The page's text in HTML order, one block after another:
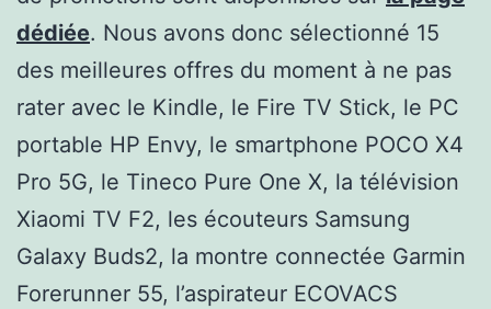
dédiée. Nous avons donc sélectionné 15
des meilleures offres du moment à ne pas
rater avec le Kindle, le Fire TV Stick, le PC
portable HP Envy, le smartphone POCO X4
Pro 5G, le Tineco Pure One X, la télévision
Xiaomi TV F2, les écouteurs Samsung
Galaxy Buds2, la montre connectée Garmin
Forerunner 55, l’aspirateur ECOVACS